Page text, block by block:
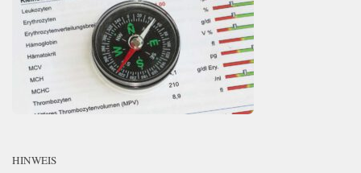
HINWEIS